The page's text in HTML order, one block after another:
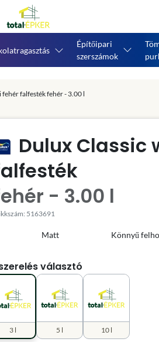
Építőipari
szerszámok
falfesték fehér - 3.00 l
Dulux Classic
- 3.00 l
5163691
Matt Könnyű
választó
3 l 5 l 10 l